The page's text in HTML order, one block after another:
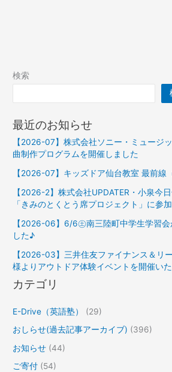
検索
最近のお知らせ
【2026-07】株式会社ソニー・ミュージ
曲制作プログラムを開催しました
【2026-07】キッズドア仙台教室 最前線
【2026-2】株式会社UPDATER・小泉今
「きみのとくとう席プロジェクト」に参
【2026-06】6/6㊏南三陸町中学生学習
した♪
【2026-03】三井住友ファイナンス＆リ
様よりアウトドア体験イベントを開催い
カテゴリ
E-Drive（英語塾）
(29)
おしらせ(過去記事アーカイブ) (396)
お知らせ (44)
ご寄付 (54)